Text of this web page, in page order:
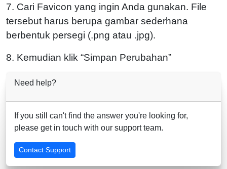
7. Cari Favicon yang ingin Anda gunakan. File
tersebut harus berupa gambar sederhana
berbentuk persegi (.png atau .jpg).
8. Kemudian klik “Simpan Perubahan”
Need help?
If you still can't find the answer you're looking for,
please get in touch with our support team.
Contact Support